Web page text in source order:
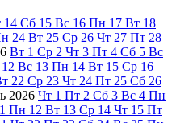
14 Сб 15 Вс 16 Пн 17 Вт 18
24 Вт 25 Ср 26 Чт 27 Пт 28
Вт 1 Ср 2 Чт 3 Пт 4 Сб 5 Вс
12 Вс 13 Пн 14 Вт 15 Ср 16
22 Ср 23 Чт 24 Пт 25 Сб 26
2026 Чт 1 Пт 2 Сб 3 Вс 4 Пн
Пн 12 Вт 13 Ср 14 Чт 15 Пт